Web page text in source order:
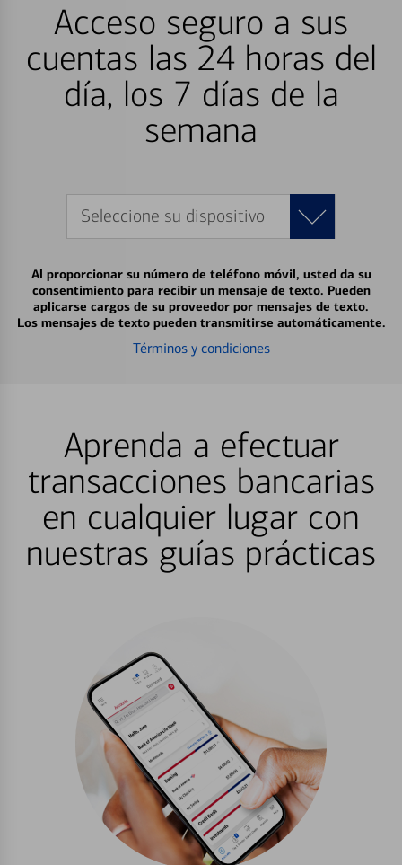
Acceso seguro a sus
cuentas las 24 horas del
día, los 7 días de la
semana
Seleccione su dispositivo
Al proporcionar su número de teléfono móvil, usted da su
consentimiento para recibir un mensaje de texto. Pueden
aplicarse cargos de su proveedor por mensajes de texto.
Los mensajes de texto pueden transmitirse automáticamente.
Términos y condiciones
Aprenda a efectuar
transacciones bancarias
en cualquier lugar con
nuestras guías prácticas